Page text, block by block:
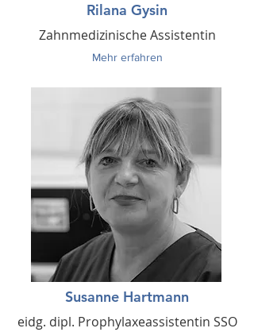
Rilana Gysin
Zahnmedizinische Assistentin
Mehr erfahren
Susanne Hartmann
eidg. dipl. Prophylaxeassistentin SSO